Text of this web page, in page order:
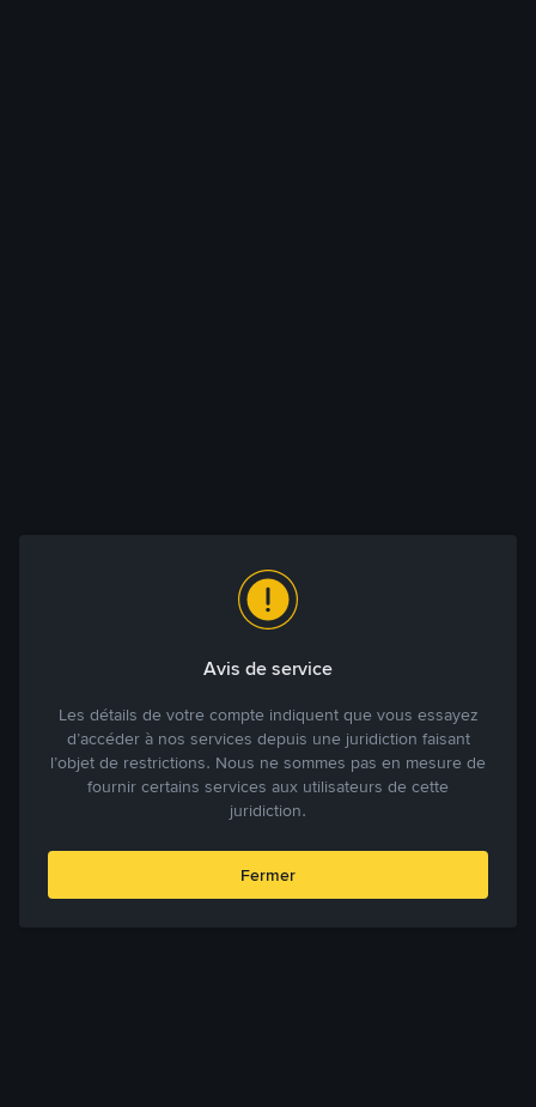
Avis de service
Les détails de votre compte indiquent que vous essayez
d’accéder à nos services depuis une juridiction faisant
l’objet de restrictions. Nous ne sommes pas en mesure de
fournir certains services aux utilisateurs de cette
juridiction.
Fermer